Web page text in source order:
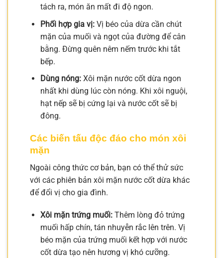
tách ra, món ăn mất đi độ ngon.
Phối hợp gia vị:Vị béo của dừa cần chút
mặn của muối và ngọt của đường để cân
bằng. Đừng quên nêm nếm trước khi tắt
bếp.
Dùng nóng:Xôi mặn nước cốt dừa ngon
nhất khi dùng lúc còn nóng. Khi xôi nguội,
hạt nếp sẽ bị cứng lại và nước cốt sẽ bị
đông.
Các biến tấu độc đáo cho món xôi
mặn
Ngoài công thức cơ bản, bạn có thể thử sức
với các phiên bản xôi mặn nước cốt dừa khác
để đổi vị cho gia đình.
Xôi mặn trứng muối:Thêm lòng đỏ trứng
muối hấp chín, tán nhuyễn rắc lên trên. Vị
béo mặn của trứng muối kết hợp với nước
cốt dừa tạo nên hương vị khó cưỡng.